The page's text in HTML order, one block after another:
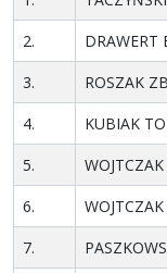
2.
DRAWERT
3.
ROSZAK
4.
KUBIAK
5.
6.
7.